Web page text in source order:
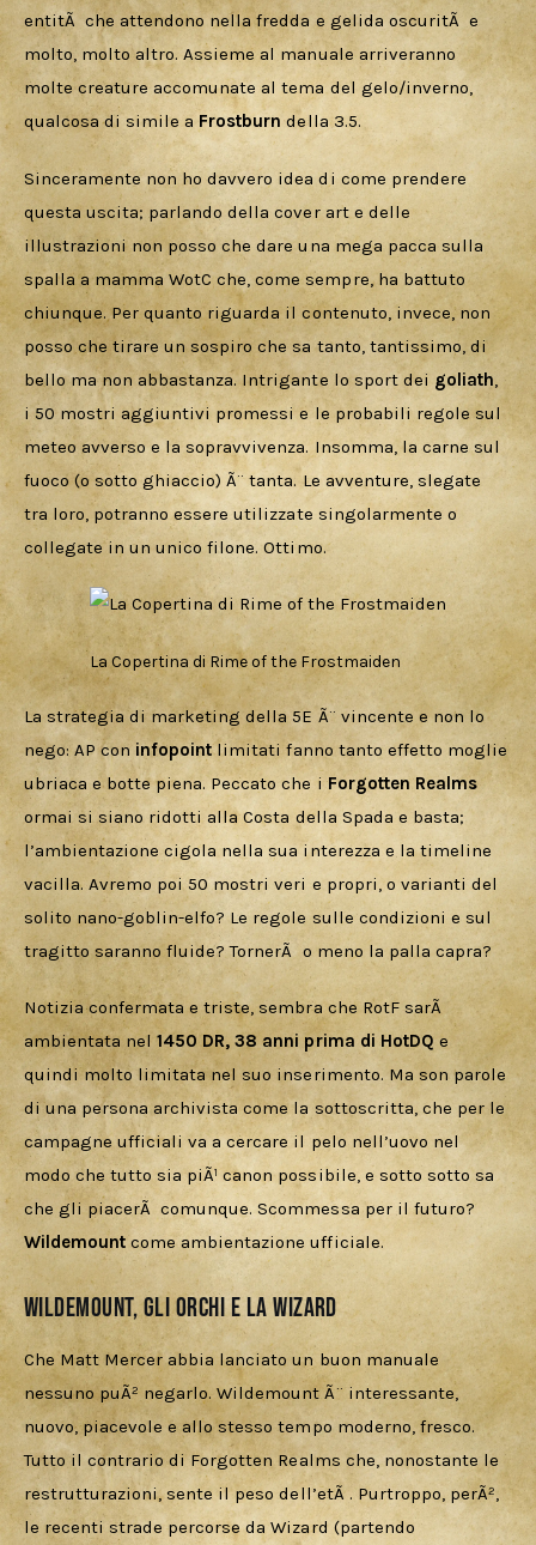
entitÃ  che attendono nella fredda e gelida oscuritÃ  e
molto, molto altro. Assieme al manuale arriveranno
molte creature accomunate al tema del gelo/inverno,
qualcosa di simile a Frostburn della 3.5.
Sinceramente non ho davvero idea di come prendere
questa uscita; parlando della cover art e delle
illustrazioni non posso che dare una mega pacca sulla
spalla a mamma WotC che, come sempre, ha battuto
chiunque. Per quanto riguarda il contenuto, invece, non
posso che tirare un sospiro che sa tanto, tantissimo, di
bello ma non abbastanza. Intrigante lo sport dei goliath,
i 50 mostri aggiuntivi promessi e le probabili regole sul
meteo avverso e la sopravvivenza. Insomma, la carne sul
fuoco (o sotto ghiaccio) Ã¨ tanta. Le avventure, slegate
tra loro, potranno essere utilizzate singolarmente o
collegate in un unico filone. Ottimo.
La Copertina di Rime of the Frostmaiden
La strategia di marketing della 5E Ã¨ vincente e non lo
nego: AP con infopoint limitati fanno tanto effetto moglie
ubriaca e botte piena. Peccato che i Forgotten Realms
ormai si siano ridotti alla Costa della Spada e basta;
l’ambientazione cigola nella sua interezza e la timeline
vacilla. Avremo poi 50 mostri veri e propri, o varianti del
solito nano-goblin-elfo? Le regole sulle condizioni e sul
tragitto saranno fluide? TornerÃ  o meno la palla capra?
Notizia confermata e triste, sembra che RotF sarÃ
ambientata nel 1450 DR, 38 anni prima di HotDQ e
quindi molto limitata nel suo inserimento. Ma son parole
di una persona archivista come la sottoscritta, che per le
campagne ufficiali va a cercare il pelo nell’uovo nel
modo che tutto sia piÃ¹ canon possibile, e sotto sotto sa
che gli piacerÃ  comunque. Scommessa per il futuro?
Wildemount come ambientazione ufficiale.
Wildemount, gli Orchi e la Wizard
Che Matt Mercer abbia lanciato un buon manuale
nessuno puÃ² negarlo. Wildemount Ã¨ interessante,
nuovo, piacevole e allo stesso tempo moderno, fresco.
Tutto il contrario di Forgotten Realms che, nonostante le
restrutturazioni, sente il peso dell’etÃ . Purtroppo, perÃ²,
le recenti strade percorse da Wizard (partendo